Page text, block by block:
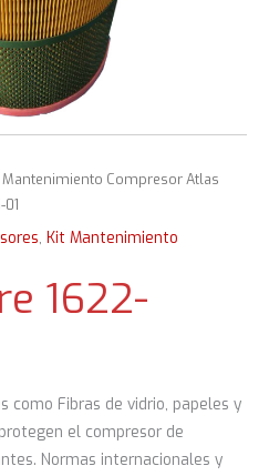
Mantenimiento Compresor Atlas
, Kit Mantenimiento
1622-
como Fibras de vidrio, papeles y
el compresor de
Normas internacionales y